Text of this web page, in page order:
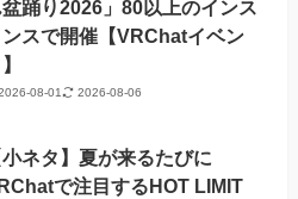
盆踊り2026」80以上のインス
ンスで開催【VRChatイベン
08-01 2026-08-06
小ネタ】夏が来るたびに
で注目するHOT LIMIT